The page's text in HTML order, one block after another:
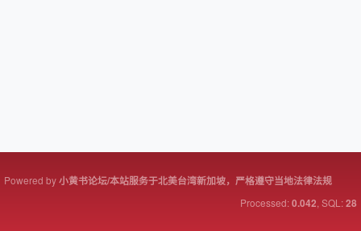
Powered by小黄书论坛/本站服务于北美台湾新加坡，严格遵守当地法律法规
Processed:0.042, SQL:28